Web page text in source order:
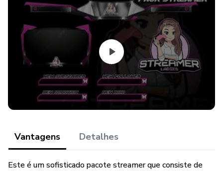
Vantagens Detalhes
Este é um sofisticado pacote streamer que consiste de